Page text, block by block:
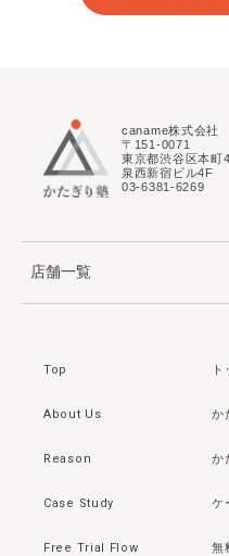
caname株式会社
〒151-0071
東京都渋谷区本町
泉西新宿ビル4F
03-6381-6269
店舗一覧
Top
About Us か
Reason か
Case Study ケ
Free Trial Flow 無